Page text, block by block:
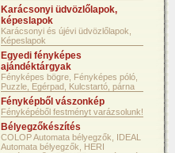
Karácsonyi üdvözlőlapok,
képeslapok
Karácsonyi és újévi üdvözlőlapok,
Képeslapok
Egyedi fényképes
ajándéktárgyak
Fényképes bögre, Fényképes póló,
Puzzle, Egérpad, Kulcstartó, párna
Fényképből vászonkép
Fényképéből festményt varázsolunk!
Bélyegzőkészítés
COLOP Automata bélyegzők, IDEAL
Automata bélyegzők, HERI